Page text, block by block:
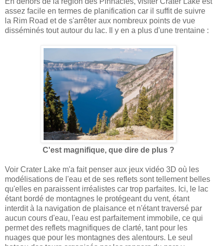
assez facile en termes de planification car il suffit de suivre
la Rim Road et de s'arrêter aux nombreux points de vue
disséminés tout autour du lac. Il y en a plus d'une trentaine :
C'est magnifique, que dire de plus ?
Voir Crater Lake m'a fait penser aux jeux vidéo 3D où les
modélisations de l'eau et de ses reflets sont tellement belles
qu'elles en paraissent irréalistes car trop parfaites. Ici, le lac
étant bordé de montagnes le protégeant du vent, étant
interdit à la navigation de plaisance et n'étant traversé par
aucun cours d'eau, l'eau est parfaitement immobile, ce qui
permet des reflets magnifiques de clarté, tant pour les
nuages que pour les montagnes des alentours. Le seul